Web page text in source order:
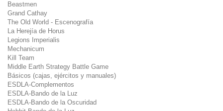
Beastmen
Grand Cathay
The Old World - Escenografía
La Herejía de Horus
Legions Imperialis
Mechanicum
Kill Team
Middle Earth Strategy Battle Game
Básicos (cajas, ejércitos y manuales)
ESDLA-Complementos
ESDLA-Bando de la Luz
ESDLA-Bando de la Oscuridad